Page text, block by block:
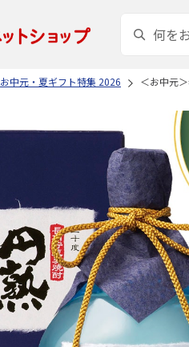
お中元・夏ギフト特集 2026 ＜お中元